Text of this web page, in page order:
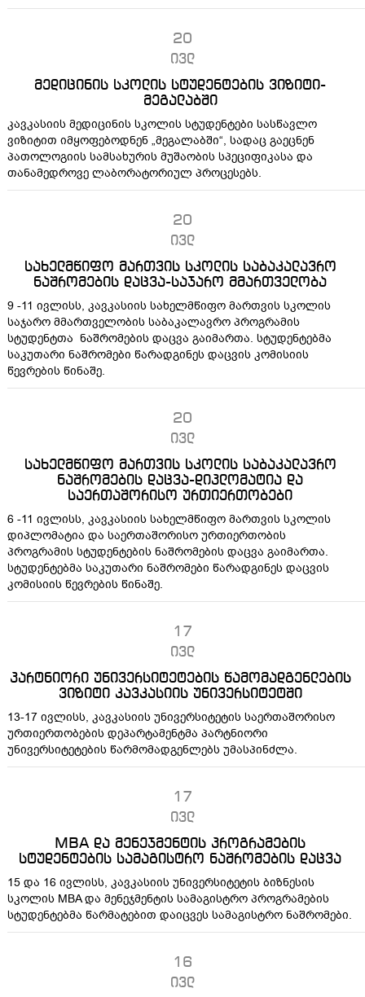
20
ივლ
მედიცინის სკოლის სტუდენტების ვიზიტი-
მეგალაბში
კავკასიის მედიცინის სკოლის სტუდენტები სასწავლო
ვიზიტით იმყოფებოდნენ „მეგალაბში“, სადაც გაეცნენ
პათოლოგიის სამსახურის მუშაობის სპეციფიკასა და
თანამედროვე ლაბორატორიულ პროცესებს.
20
ივლ
სახელმწიფო მართვის სკოლის საბაკალავრო
ნაშრომების დაცვა-საჯარო მმართველობა
9 -11 ივლისს, კავკასიის სახელმწიფო მართვის სკოლის
საჯარო მმართველობის საბაკალავრო პროგრამის
სტუდენტთა ნაშრომების დაცვა გაიმართა. სტუდენტებმა
საკუთარი ნაშრომები წარადგინეს დაცვის კომისიის
წევრების წინაშე.
20
ივლ
სახელმწიფო მართვის სკოლის საბაკალავრო
ნაშრომების დაცვა-დიპლომატია და
საერთაშორისო ურთიერთობები
6 -11 ივლისს, კავკასიის სახელმწიფო მართვის სკოლის
დიპლომატია და საერთაშორისო ურთიერთობის
პროგრამის სტუდენტების ნაშრომების დაცვა გაიმართა.
სტუდენტებმა საკუთარი ნაშრომები წარადგინეს დაცვის
კომისიის წევრების წინაშე.
17
ივლ
პარტნიორი უნივერსიტეტების წამომადგენლების
ვიზიტი კავკასიის უნივერსიტეტში
13-17 ივლისს, კავკასიის უნივერსიტეტის საერთაშორისო
ურთიერთობების დეპარტამენტმა პარტნიორი
უნივერსიტეტების წარმომადგენლებს უმასპინძლა.
17
ივლ
MBA და მენეჯმენტის პროგრამების
სტუდენტების სამაგისტრო ნაშრომების დაცვა
15 და 16 ივლისს, კავკასიის უნივერსიტეტის ბიზნესის
სკოლის MBA და მენეჯმენტის სამაგისტრო პროგრამების
სტუდენტებმა წარმატებით დაიცვეს სამაგისტრო ნაშრომები.
16
ივლ